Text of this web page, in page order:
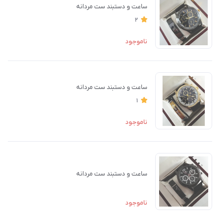
ساعت و دستبند ست مردانه
2
ناموجود
ساعت و دستبند ست مردانه
1
ناموجود
ساعت و دستبند ست مردانه
ناموجود